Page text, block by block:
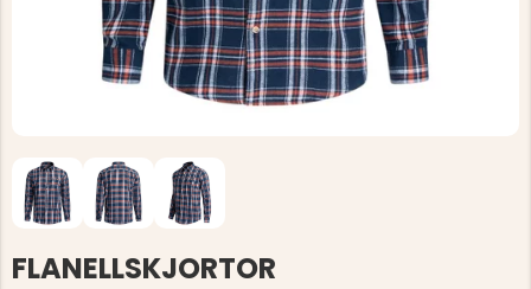
FLANELLSKJORTOR